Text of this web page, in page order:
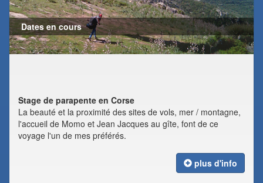
Dates en cours
Stage de parapente en Corse
La beauté et la proximité des sites de vols, mer / montagne,
l'accueil de Momo et Jean Jacques au gîte, font de ce
voyage l'un de mes préférés.
plus d'info